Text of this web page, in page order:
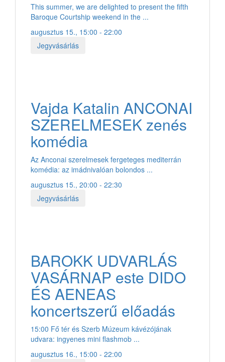
This summer, we are delighted to present the fifth
Baroque Courtship weekend in the ...
augusztus 15., 15:00 - 22:00
Jegyvásárlás
Vajda Katalin ANCONAI
SZERELMESEK zenés
komédia
Az Anconai szerelmesek fergeteges mediterrán
komédia: az imádnivalóan bolondos ...
augusztus 15., 20:00 - 22:30
Jegyvásárlás
BAROKK UDVARLÁS
VASÁRNAP este DIDO
ÉS AENEAS
koncertszerű előadás
15:00 Fő tér és Szerb Múzeum kávézójának
udvara: ingyenes mini flashmob ...
augusztus 16., 15:00 - 22:00